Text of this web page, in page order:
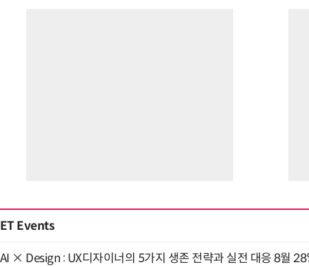
ET Events
AI × Design : UX디자이너의 5가지 생존 전략과 실전 대응 8월